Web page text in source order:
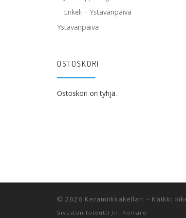
Enkeli – Ystävänpäivä
Ystävänpäivä
OSTOSKORI
Ostoskori on tyhjä.
© 2026 Keramiikkakellari – Kaikki
Sivuston toteutti Jiri Komaro